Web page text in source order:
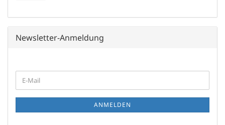
Newsletter-Anmeldung
ZUR
NEWSLETTER-
E-
Mail
ANMELDEN